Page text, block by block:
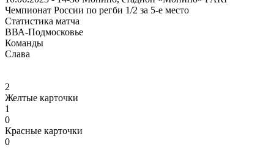
Чемпионат России по регби 1/2 за 5-е место
Статистика матча
ВВА-Подмосковье
Команды
Слава
2
Желтые карточки
1
0
Красные карточки
0